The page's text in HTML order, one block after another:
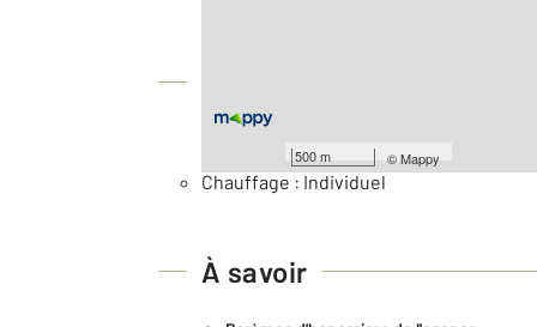
500 m ©Mappy
Chauffage : Individuel
À savoir